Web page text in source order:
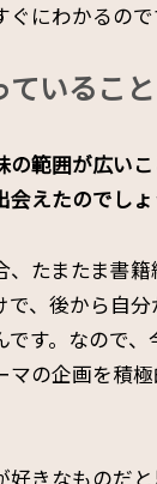
ぐにわかるの
ているこ
の範囲が広い
会えたのでしょ
、たまたま書
で、後から自
です。なので
マの企画を積